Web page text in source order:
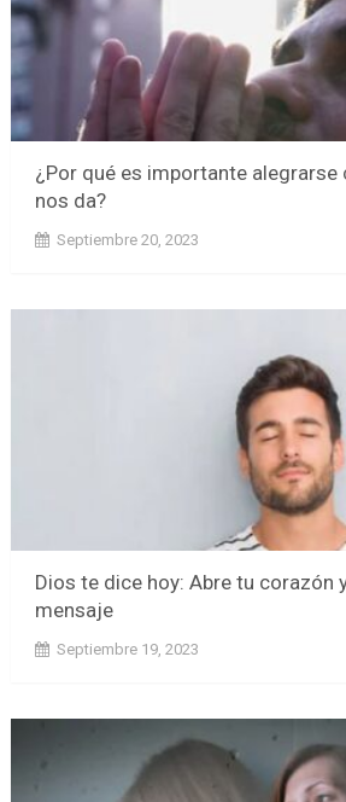
¿Por qué es importante alegrarse
nos da?
Septiembre 20, 2023
Dios te dice hoy: Abre tu corazón
mensaje
Septiembre 19, 2023